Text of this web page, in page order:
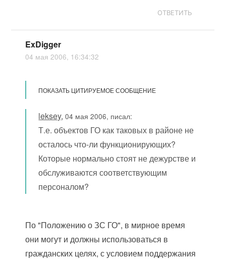
ОТВЕТИТЬ
ExDigger
04 мая 2006, 16:34:32
ПОКАЗАТЬ ЦИТИРУЕМОЕ СООБЩЕНИЕ
leksey,04 мая 2006, писал:
Т.е. объектов ГО как таковых в районе не
осталось что-ли функционирующих?
Которые нормально стоят не дежурстве и
обслуживаются соответствующим
персоналом?
По "Положению о ЗС ГО", в мирное время
они могут и должны использоваться в
гражданских целях, с условием поддержания